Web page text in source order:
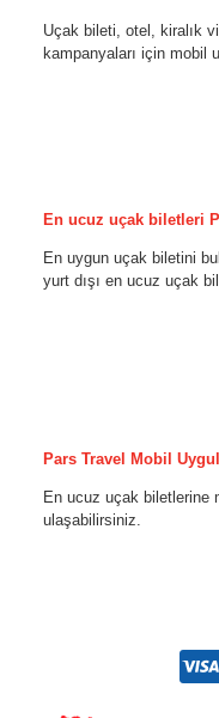
Uçak bileti, otel, kiralık
kampanyaları için mobil
En ucuz uçak biletleri
En uygun uçak biletini
yurt dışı en ucuz uçak
Pars Travel Mobil
En ucuz uçak biletlerine
ulaşabilirsiniz.